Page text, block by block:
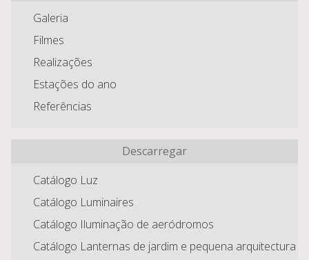
Galeria
Filmes
Realizações
Estações do ano
Referências
Descarregar
Catálogo Luz
Catálogo Luminaires
Catálogo Iluminação de aeródromos
Catálogo Lanternas de jardim e pequena arquitectura